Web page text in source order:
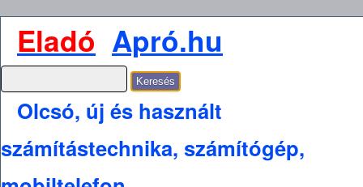
Eladó Apró.hu
Olcsó, új és használt
számítástechnika, számítógép,